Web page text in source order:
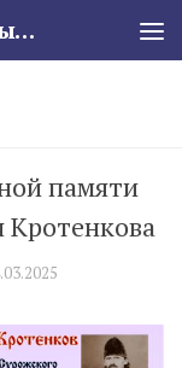
Свято-Троицкий кафедральный собор
памяти
Кротенкова